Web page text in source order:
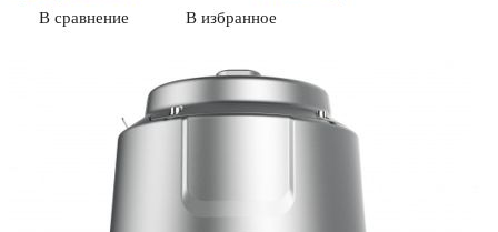
В сравнение
В избранное